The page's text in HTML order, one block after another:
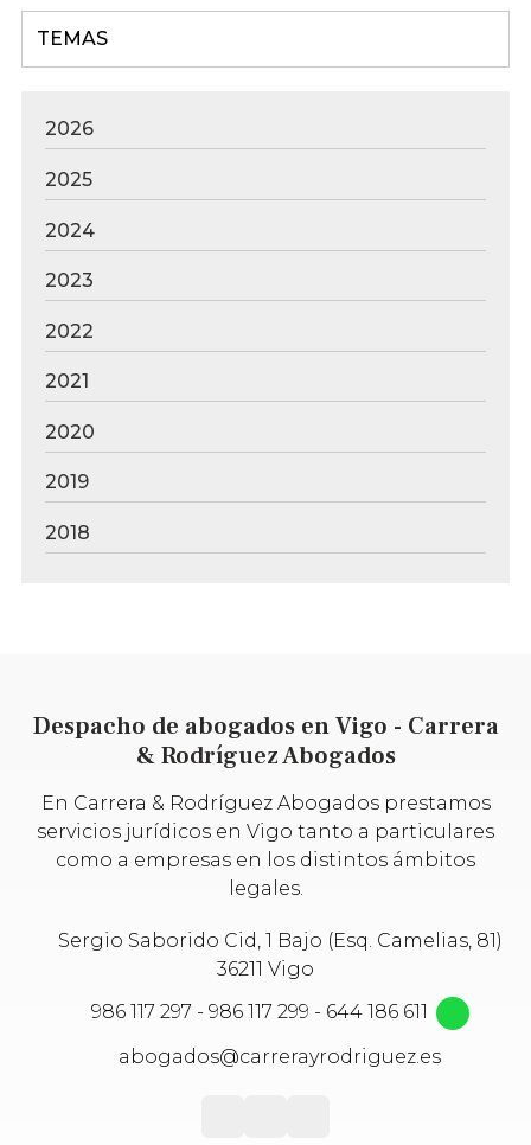
TEMAS
2026
2025
2024
2023
2022
2021
2020
2019
2018
Despacho de abogados en Vigo - Carrera
& Rodríguez Abogados
En Carrera & Rodríguez Abogados prestamos
servicios jurídicos en Vigo tanto a particulares
como a empresas en los distintos ámbitos
legales.
Sergio Saborido Cid, 1 Bajo (Esq. Camelias, 81)
36211 Vigo
986 117 297 - 986 117 299 - 644 186 611
abogados@carrerayrodriguez.es